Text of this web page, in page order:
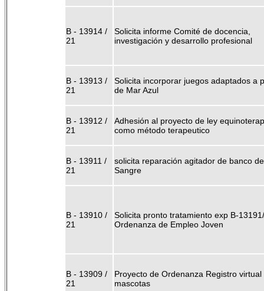
B - 13914 /
21
Solicita informe Comité de docencia,
investigación y desarrollo profesional
B - 13913 /
21
Solicita incorporar juegos adaptados a
de Mar Azul
B - 13912 /
21
Adhesión al proyecto de ley
como método terapeutico
B - 13911 /
21
solicita reparación agitador de banco de
Sangre
B - 13910 /
21
Solicita pronto tratamiento exp B-
Ordenanza de Empleo Joven
B - 13909 /
21
Proyecto de Ordenanza Registro virtual
mascotas